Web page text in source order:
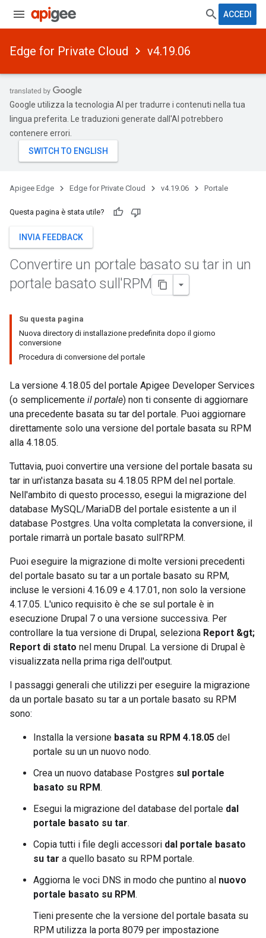
ACCEDI
Edge for Private Cloud v4.19.06
Google utilizza la tecnologia AI per tradurre i contenuti nella tua
lingua preferita. Le traduzioni generate dall'AI potrebbero
contenere errori.
Apigee Edge Edge for Private Cloud v4.19.06 Portale
Questa pagina è stata utile?
INVIA FEEDBACK
Convertire un portale basato su tar in un
portale basato sull'RPM
Su questa pagina
Nuova directory di installazione predefinita dopo il giorno
conversione
Procedura di conversione del portale
La versione 4.18.05 del portale Apigee Developer Services
(o semplicemente il portale) non ti consente di aggiornare
una precedente basata su tar del portale. Puoi aggiornare
direttamente solo una versione del portale basata su RPM
alla 4.18.05.
Tuttavia, puoi convertire una versione del portale basata su
tar in un'istanza basata su 4.18.05 RPM del nel portale.
Nell'ambito di questo processo, esegui la migrazione del
database MySQL/MariaDB del portale esistente a un il
database Postgres. Una volta completata la conversione, il
portale rimarrà un portale basato sull'RPM.
Puoi eseguire la migrazione di molte versioni precedenti
del portale basato su tar a un portale basato su RPM,
incluse le versioni 4.16.09 e 4.17.01, non solo la versione
4.17.05. L'unico requisito è che se sul portale è in
esecuzione Drupal 7 o una versione successiva. Per
controllare la tua versione di Drupal, seleziona Report &gt;
Report di stato nel menu Drupal. La versione di Drupal è
visualizzata nella prima riga dell'output.
I passaggi generali che utilizzi per eseguire la migrazione
da un portale basato su tar a un portale basato su RPM
sono:
Installa la versione basata su RPM 4.18.05 del
portale su un un nuovo nodo.
Crea un nuovo database Postgres sul portale
basato su RPM.
Esegui la migrazione del database del portale dal
portale basato su tar.
Copia tutti i file degli accessori dal portale basato
su tar a quello basato su RPM portale.
Aggiorna le voci DNS in modo che puntino al nuovo
portale basato su RPM.
Tieni presente che la versione del portale basata su
RPM utilizza la porta 8079 per impostazione